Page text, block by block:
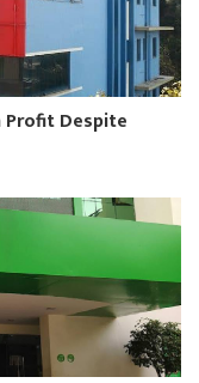
Profit Despite